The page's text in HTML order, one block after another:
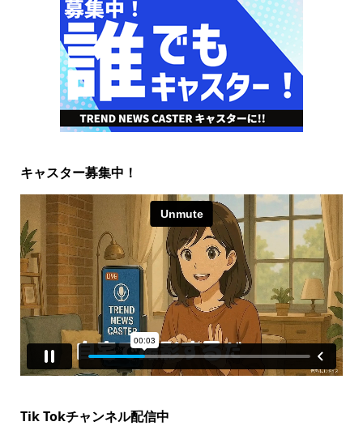
キャスター募集中！
Tik Tokチャンネル配信中